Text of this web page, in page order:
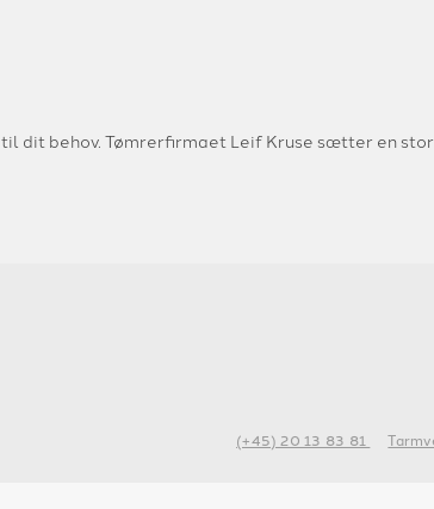
dit behov. Tømrerfirmaet Leif Kruse sætter en
(+45) 20 13 83 81